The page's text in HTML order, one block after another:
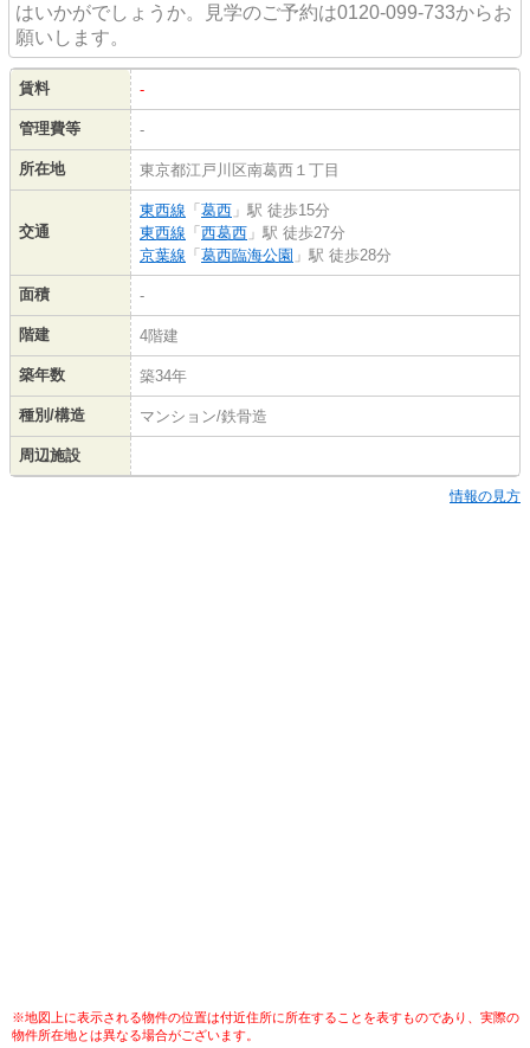
はいかがでしょうか。見学のご予約は0120-099-733からお
願いします。
賃料 -
管理費等 -
所在地 東京都江戸川区南葛西１丁目
交通
東西線 「 葛西 」駅 徒歩15分
東西線 「 西葛西 」駅 徒歩27分
京葉線 「 葛西臨海公園 」駅 徒歩28分
面積 -
階建 4階建
築年数 築34年
種別/構造 マンション/鉄骨造
周辺施設
情報の見方
※地図上に表示される物件の位置は付近住所に所在することを表すものであり、実際の
物件所在地とは異なる場合がございます。